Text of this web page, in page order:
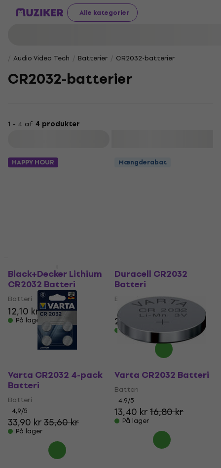
Alle kategorier
Audio Video Tech Batterier CR2032-batterier
CR2032-batterier
1 - 4 af 4 produkter
HAPPY HOUR
Black+Decker Lithium
CR2032 Batteri
Batteri
12,10 kr
På lager
Mængderabat
Duracell CR2032
Batteri
Batteri
4,8
23,20 kr 28,30 kr
På lager
Varta CR2032 4-pack
Batteri
Batteri
4,9/5
33,90 kr35,60 kr
På lager
Varta CR2032 Batteri
Batteri
4,9/5
13,40 kr16,80 kr
På lager